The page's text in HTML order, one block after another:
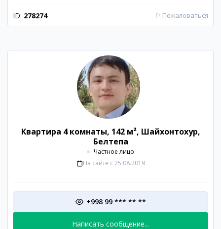
ID: 278274 ⚐ Пожаловаться
Квартира 4 комнаты, 142 м², Шайхонтохур,
Белтепа
Частное лицо
На сайте с 25.08.2019
+998 99 *** ** **
Написать сообщение...